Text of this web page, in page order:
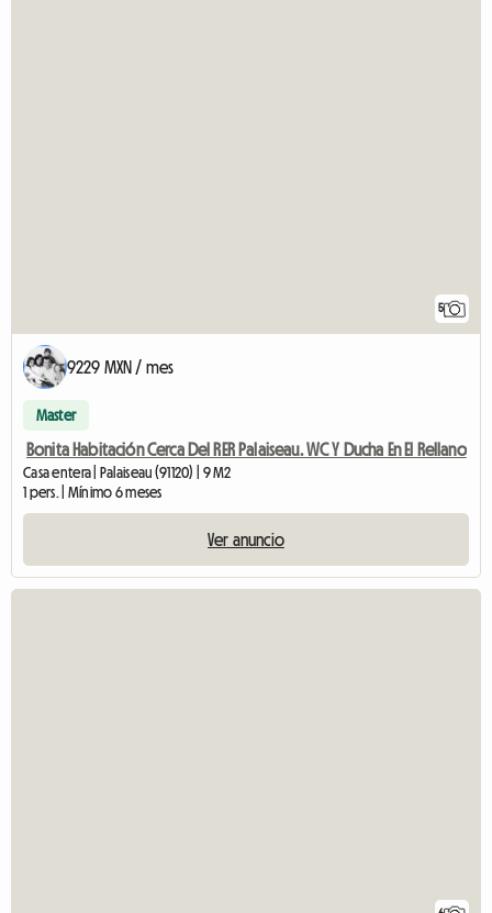
5
9229 MXN / mes
Master
Bonita Habitación Cerca Del RER Palaiseau. WC Y Ducha En El Rellano
Casa entera | Palaiseau (91120) | 9 M2
1 pers. | Mínimo 6 meses
Ver anuncio